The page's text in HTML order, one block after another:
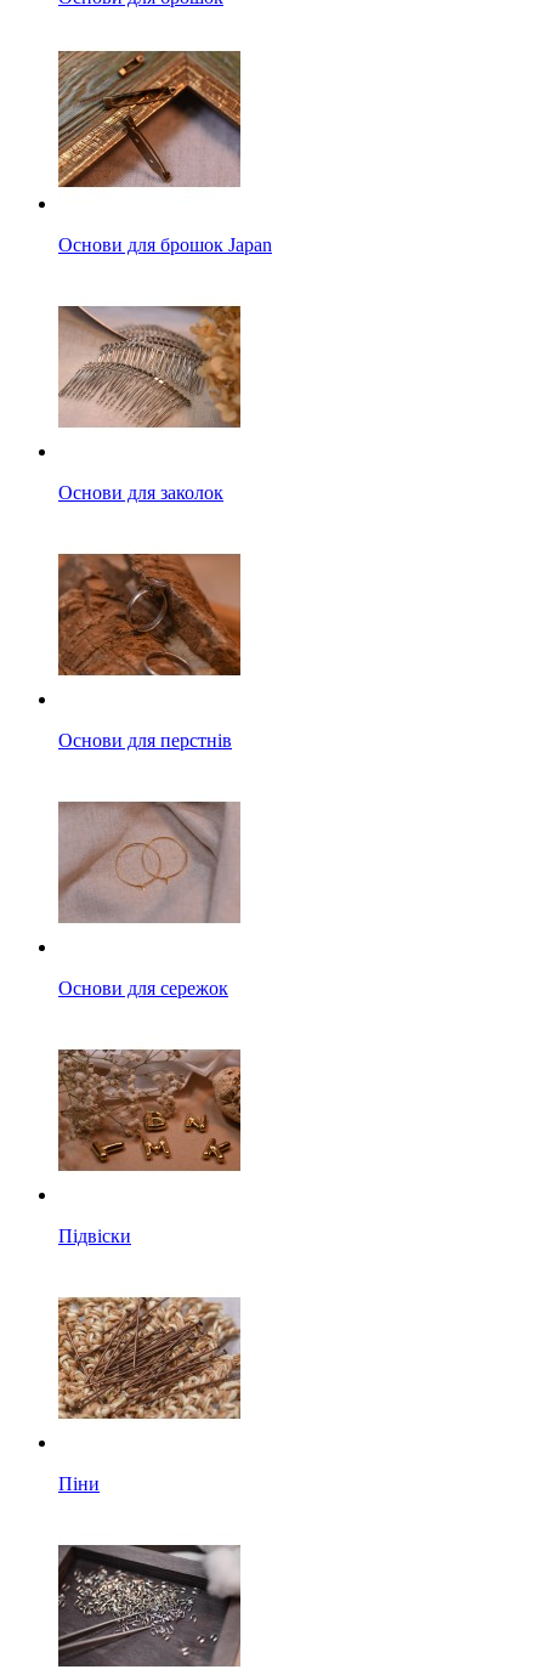
Основи для брошок Japan
Основи для заколок
Основи для перстнів
Основи для сережок
Підвіски
Піни